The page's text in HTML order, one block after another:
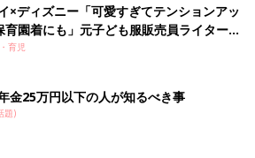
×ディズニー「可愛すぎてテンションアッ
育園着にも」元子ども服販売員ライターお
ボアイテム4選
育児
金25万円以下の人が知るべき事
題)